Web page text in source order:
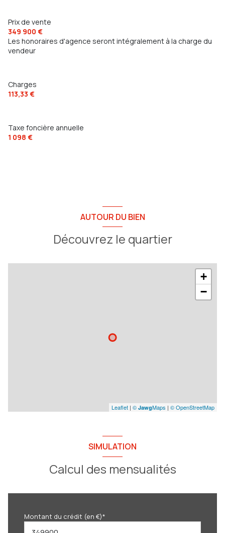
Prix de vente
349 900 €
Les honoraires d'agence seront intégralement à la charge du
vendeur
Charges
113,33 €
Taxe foncière annuelle
1 098 €
AUTOUR DU BIEN
Découvrez le quartier
+
−
Leaflet | © JawgMaps | © OpenStreetMap
SIMULATION
Calcul des mensualités
Montant du crédit (en €)*